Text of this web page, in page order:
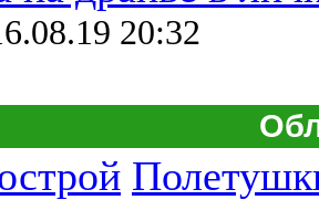
20:32